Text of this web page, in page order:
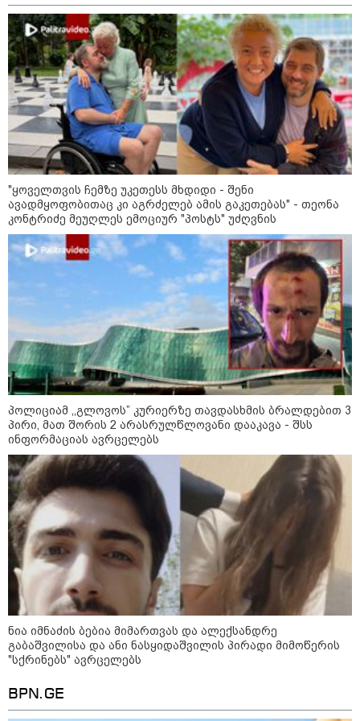
"ვერასდროს ვიფიქრებდი, რომ
ჩვენი ცხოვრება შენთან ერთად
ასეთ არარომანტიკულ ფაზაში
შევიდოდა" - თეონა კონტრიძე
ქორწინებიდან 18 წლის თავზე
ქმარს ემოციურ "პოსტს" უძღვნის
09:25 / 09-08-2026
შეკვეთილის სანაპიროზე ზღვამ
უპილოტო საფრენი აპარატის
ფრაგმენტი გამორიყა
08:54 / 09-08-2026
“დიახ, ომი დაიწყო რუსეთმა და
წერტილი!” - ვახტანგ კაპანაძე
22:29 / 08-08-2026
"24 იანვრის ღამეს თამარ
ნავროზაშვილის ძმა მიგზავნის
მესიჯს... მე ვერ ვნახე, რადგან
"სპამებში" ჩავარდა": რა
მისწერა ნია იმნაძის ბიძამ ეკა
კუპატაძეს? - გიგა ავალიანის
დედა "სქრინს" აქვეყნებს
კატეგორიის ყველა სიახლე
მკითხველის რჩევით
"ყოველთვის ჩემზე უკეთესს მხდიდი - შენი
ავადმყოფობითაც კი აგრძელებ ამის გაკეთებას" - თეონა
კონტრიძე მეუღლეს ემოციურ "პოსტს" უძღვნის
პოლიციამ ,,გლოვოს” კურიერზე თავდასხმის ბრალდებით 3
პირი, მათ შორის 2 არასრულწლოვანი დააკავა - შსს
ინფორმაციას ავრცელებს
ნია იმნაძის ბებია მიმართვას და ალექსანდრე
გაბაშვილისა და ანი ნასყიდაშვილის პირადი მიმოწერის
"სქრინებს" ავრცელებს
BPN.GE